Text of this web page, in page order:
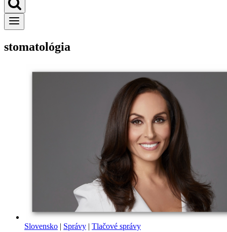
stomatológia
Slovensko | Správy | Tlačové správy